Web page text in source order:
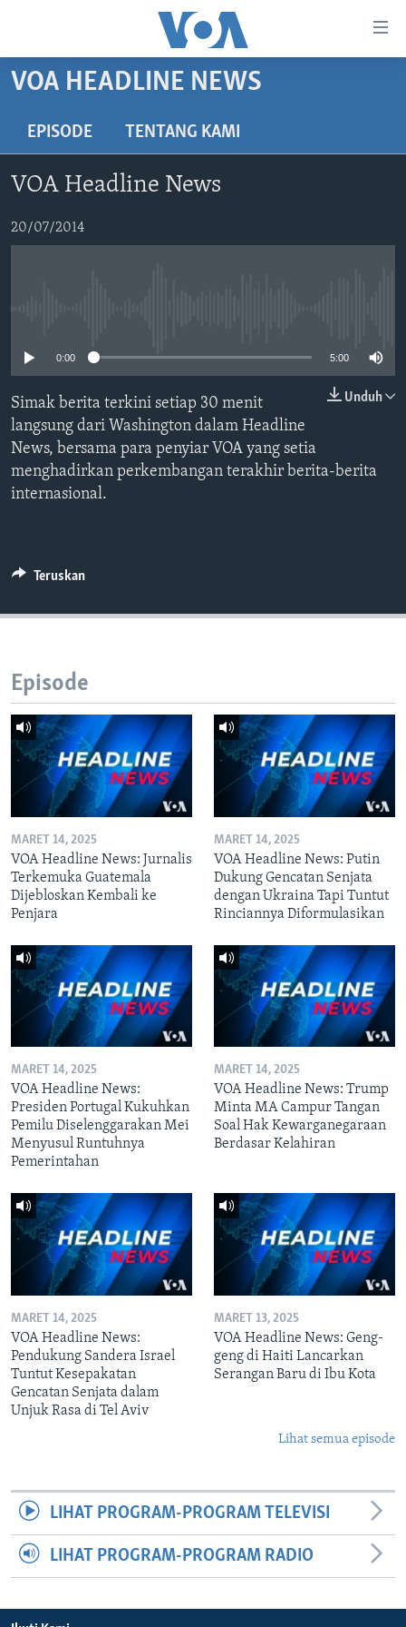
Akses
Utama
Lanjut
Navigasi
DUNIA
POLYGRAPH
DAFTAR PROGRAM
Bahasa-bahasa
VOA HEADLINE NEWS
EPISODE TENTANG KAMI
VOA Headline News
20/07/2014
0:00 5:00
Unduh
Simak berita terkini setiap 30 menit
langsung dari Washington dalam Headline
News, bersama para penyiar VOA yang setia
menghadirkan perkembangan terakhir berita-berita
internasional.
Teruskan
Episode
MARET 14, 2025
VOA Headline News: Jurnalis
Terkemuka Guatemala
Dijebloskan Kembali ke
Penjara
MARET 14, 2025
VOA Headline News: Putin
Dukung Gencatan Senjata
dengan Ukraina Tapi Tuntut
Rinciannya Diformulasikan
MARET 14, 2025
VOA Headline News:
Presiden Portugal Kukuhkan
Pemilu Diselenggarakan Mei
Menyusul Runtuhnya
Pemerintahan
MARET 14, 2025
VOA Headline News: Trump
Minta MA Campur Tangan
Soal Hak Kewarganegaraan
Berdasar Kelahiran
MARET 14, 2025
VOA Headline News:
Pendukung Sandera Israel
Tuntut Kesepakatan
Gencatan Senjata dalam
Unjuk Rasa di Tel Aviv
MARET 13, 2025
VOA Headline News: Geng-
geng di Haiti Lancarkan
Serangan Baru di Ibu Kota
Lihat semua episode
LIHAT PROGRAM-PROGRAM TELEVISI
LIHAT PROGRAM-PROGRAM RADIO